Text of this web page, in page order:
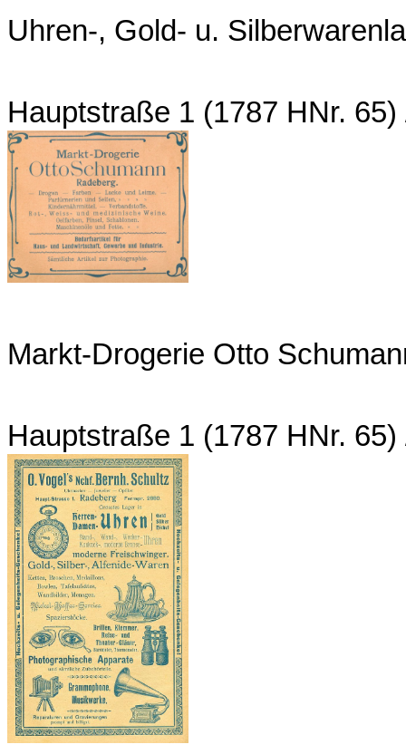
Uhren-, Gold- u.
Hauptstraße 1 (1787 HNr.
Markt-Drogerie Otto
Hauptstraße 1 (1787 HNr.